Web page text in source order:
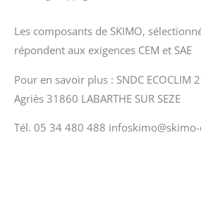
Les composants de SKIMO,
répondent aux exigences CEM et SAE
Pour en savoir plus : SNDC ECOCLIM
Agriès 31860 LABARTHE SUR SEZE
Tél. 05 34 480 488